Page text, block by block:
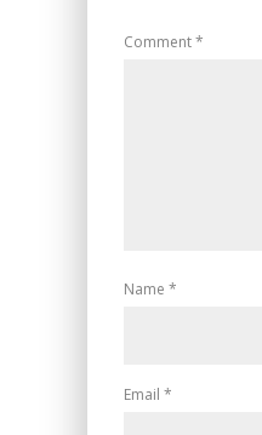
Comment*
Name *
Email *